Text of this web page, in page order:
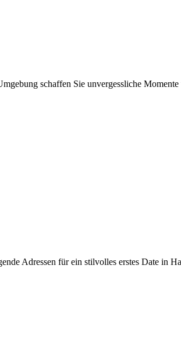
schaffen Sie unvergessliche
Adressen für ein stilvolles erstes Date in